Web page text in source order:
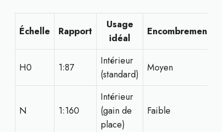
Échelle Rapport
Usage
idéal
Encombrement
H0 1:87
Intérieur
(standard)
Moyen
N 1:160
Intérieur
(gain de
place)
Faible